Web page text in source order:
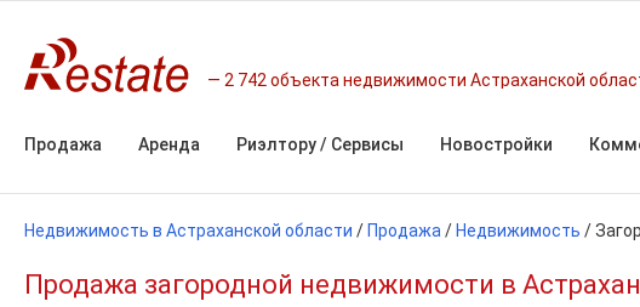
2 742 объекта недвижимости Астраханской
Продажа Аренда Риэлтору / Сервисы Новостройки
Недвижимость в Астраханской области / Продажа / Недвижимость /
Продажа загородной недвижимости в